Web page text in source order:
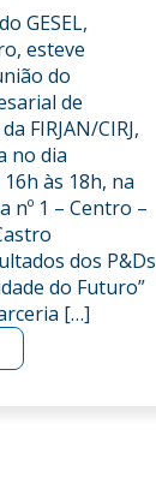
GESEL,
esteve
do
de
FIRJAN/CIRJ,
no dia
às 18h, na
nº 1 – Centro –
dos P&Ds
do Futuro”
[…]